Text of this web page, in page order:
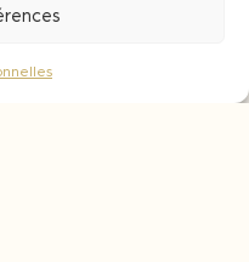
contact de 1 à 3